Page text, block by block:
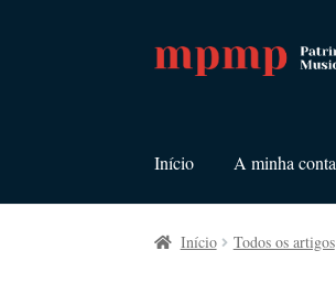
Saltar
Início A minha conta
Início Todos os artigos